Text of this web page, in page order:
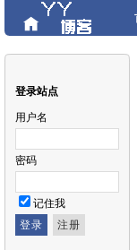
登录站点
用户名
密码
记住我